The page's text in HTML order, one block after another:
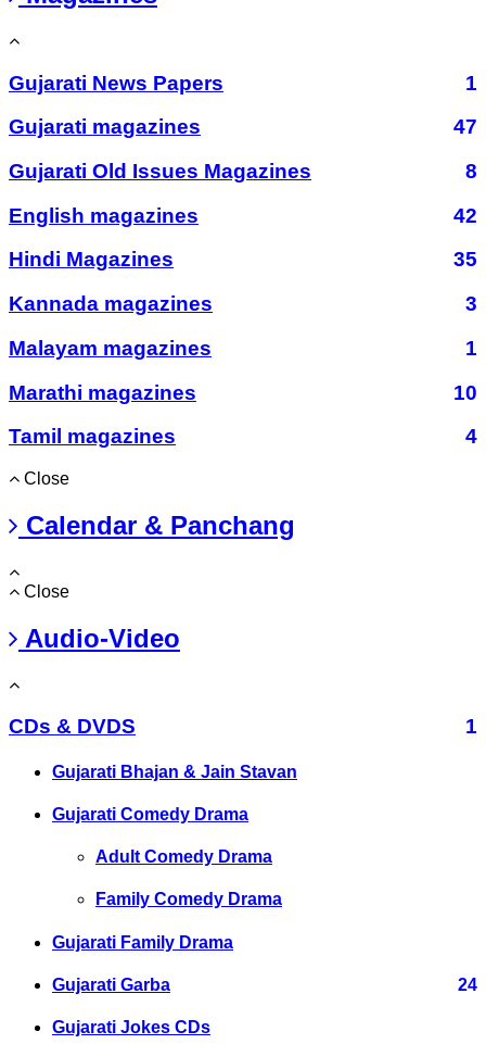
Gujarati News Papers
1
Gujarati magazines
47
Gujarati Old Issues Magazines
8
English magazines
42
Hindi Magazines
35
Kannada magazines
3
Malayam magazines
1
Marathi magazines
10
Tamil magazines
4
Close
Calendar & Panchang
Close
Audio-Video
CDs & DVDS 1
Gujarati Bhajan & Jain Stavan
Gujarati Comedy Drama
Adult Comedy Drama
Family Comedy Drama
Gujarati Family Drama
Gujarati Garba 24
Gujarati Jokes CDs